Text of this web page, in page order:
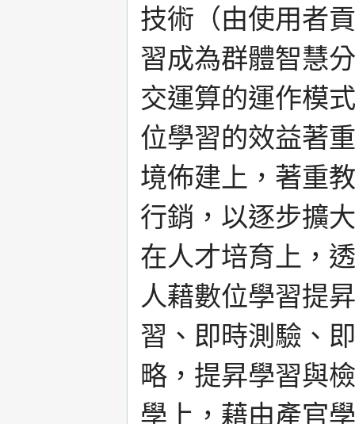
技術（由使用者
習成為群體智慧
交運算的運作模
位學習的效益著
境佈建上，著重
行銷，以逐步擴
在人才培育上，
人藉數位學習提
習、即時測驗、
略，提昇學習與
學上，藉由產官